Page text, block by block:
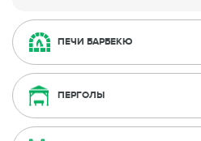
ПЕЧИ БАРБЕКЮ
ПЕРГОЛЫ